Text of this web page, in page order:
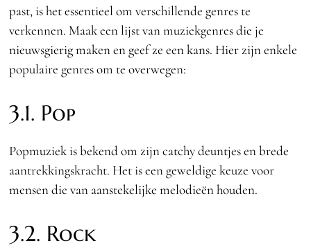
past, is het essentieel om verschillende genres te
verkennen. Maak een lijst van muziekgenres die je
nieuwsgierig maken en geef ze een kans. Hier zijn enkele
populaire genres om te overwegen:
3.1. Pop
Popmuziek is bekend om zijn catchy deuntjes en brede
aantrekkingskracht. Het is een geweldige keuze voor
mensen die van aanstekelijke melodieën houden.
3.2. Rock